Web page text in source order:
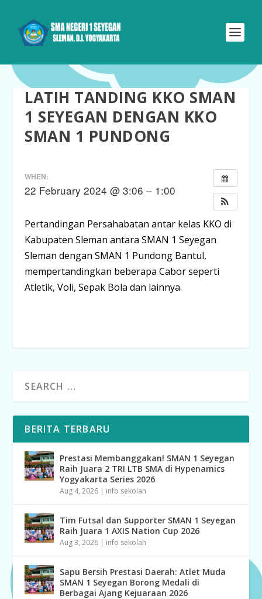
LATIH TANDING KKO SMAN
1 SEYEGAN DENGAN KKO
SMAN 1 PUNDONG
WHEN:
22 February 2024 @ 3:06 – 1:00
Pertandingan Persahabatan antar kelas KKO di
Kabupaten Sleman antara SMAN 1 Seyegan
Sleman dengan SMAN 1 Pundong Bantul,
mempertandingkan beberapa Cabor seperti
Atletik, Voli, Sepak Bola dan lainnya.
BERITA TERBARU
Prestasi Membanggakan! SMAN 1 Seyegan
Raih Juara 2 TRI LTB SMA di Hypenamics
Yogyakarta Series 2026
Aug 4, 2026 | info sekolah
Tim Futsal dan Supporter SMAN 1 Seyegan
Raih Juara 1 AXIS Nation Cup 2026
Aug 3, 2026 | info sekolah
Sapu Bersih Prestasi Daerah: Atlet Muda
SMAN 1 Seyegan Borong Medali di
Berbagai Ajang Kejuaraan 2026